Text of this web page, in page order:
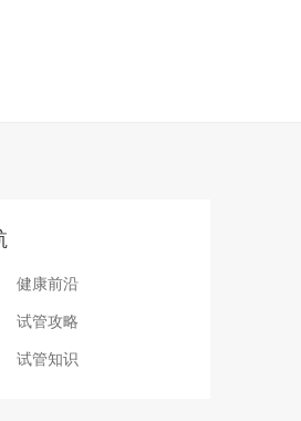
健康前沿
试管攻略
试管知识